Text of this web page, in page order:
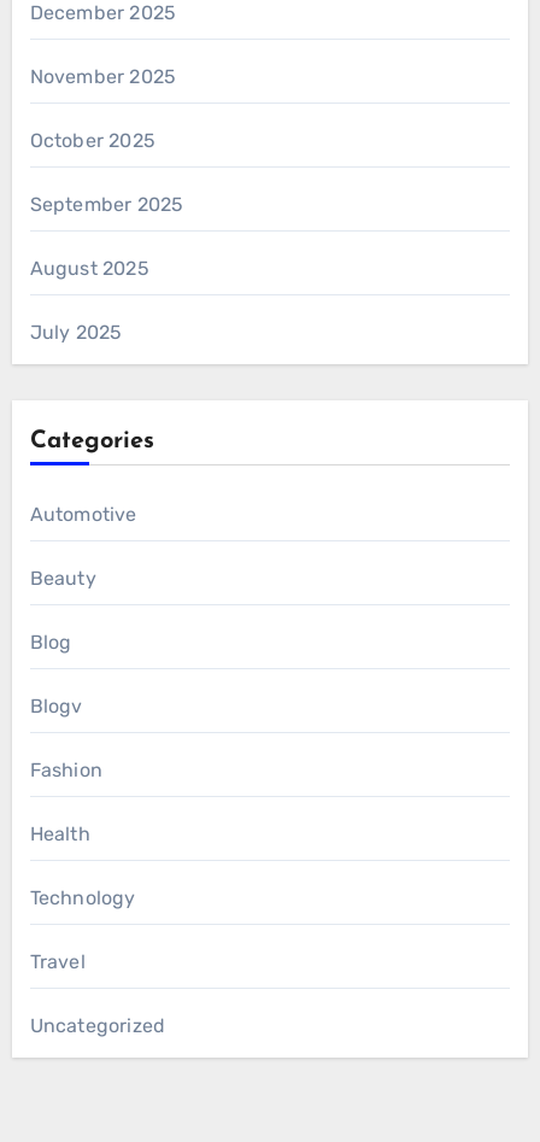
December 2025
November 2025
October 2025
September 2025
August 2025
July 2025
Categories
Automotive
Beauty
Blog
Blogv
Fashion
Health
Technology
Travel
Uncategorized